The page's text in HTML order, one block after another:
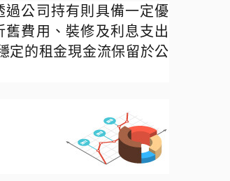
公司持有則具備一定優
費用、裝修及利息支出
定的租金現金流保留於公